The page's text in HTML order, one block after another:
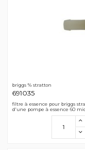
briggs % stratton
691035
filtre à essence pour briggs
d'une pompe à essence 60